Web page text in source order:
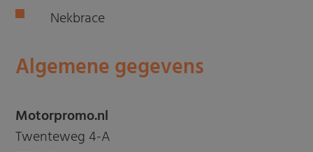
Nekbrace
Algemene gegevens
Motorpromo.nl
Twenteweg 4-A